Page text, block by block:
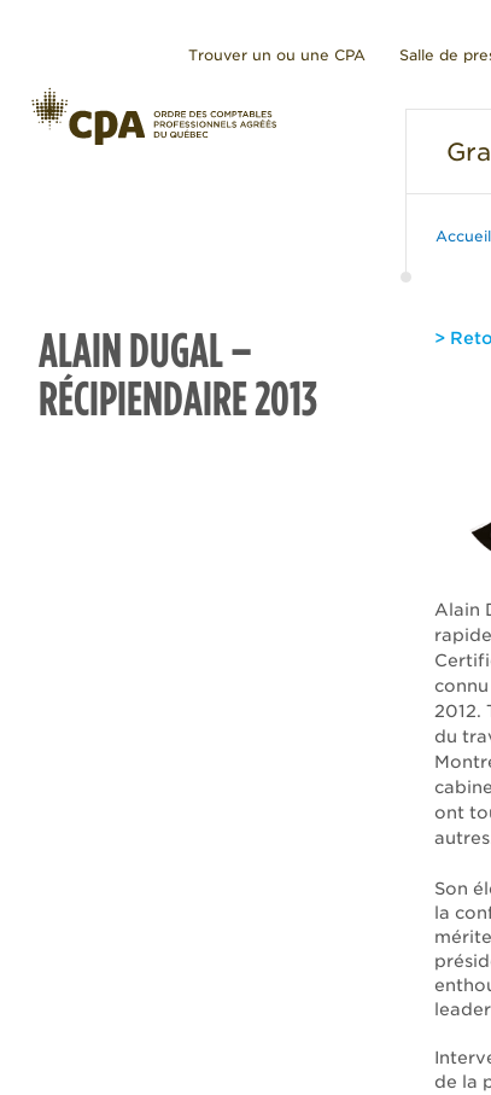
Trouver un ou une CPA Salle de
Accueil
ALAIN DUGAL –
RÉCIPIENDAIRE 2013
>
Alain
2012.
du
ont
Son
la
de la